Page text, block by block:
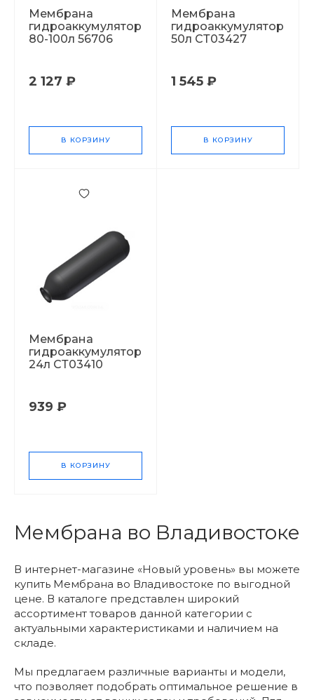
Мембрана
гидроаккумулятора
80-100л 56706
2 127 ₽
В КОРЗИНУ
Мембрана
гидроаккумулятора
50л СТ03427
1 545 ₽
В КОРЗИНУ
Мембрана
гидроаккумулятора
24л СТ03410
939 ₽
В КОРЗИНУ
Мембрана во Владивостоке
В интернет-магазине «Новый уровень» вы можете
купить Мембрана во Владивостоке по выгодной
цене. В каталоге представлен широкий
ассортимент товаров данной категории с
актуальными характеристиками и наличием на
складе.
Мы предлагаем различные варианты и модели,
что позволяет подобрать оптимальное решение в